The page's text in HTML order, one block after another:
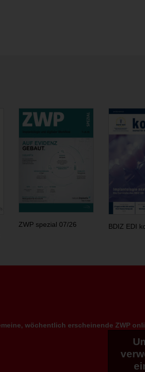
ZWP spezial 07/26 BDIZ EDI
wöchentlich erscheinende ZWP